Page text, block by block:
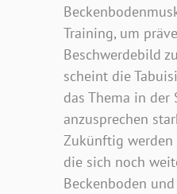
Training, um
Beschwerdebild
scheint die
das Thema in
anzusprechen
Zukünftig werden
die sich noch
Beckenboden